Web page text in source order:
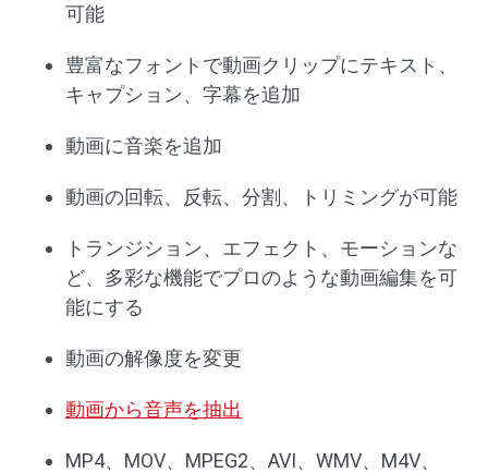
可能
豊富なフォントで動画クリップにテキスト、
キャプション、字幕を追加
動画に音楽を追加
動画の回転、反転、分割、トリミングが可能
トランジション、エフェクト、モーションな
ど、多彩な機能でプロのような動画編集を可
能にする
動画の解像度を変更
動画から音声を抽出
MP4、MOV、MPEG2、AVI、WMV、M4V、